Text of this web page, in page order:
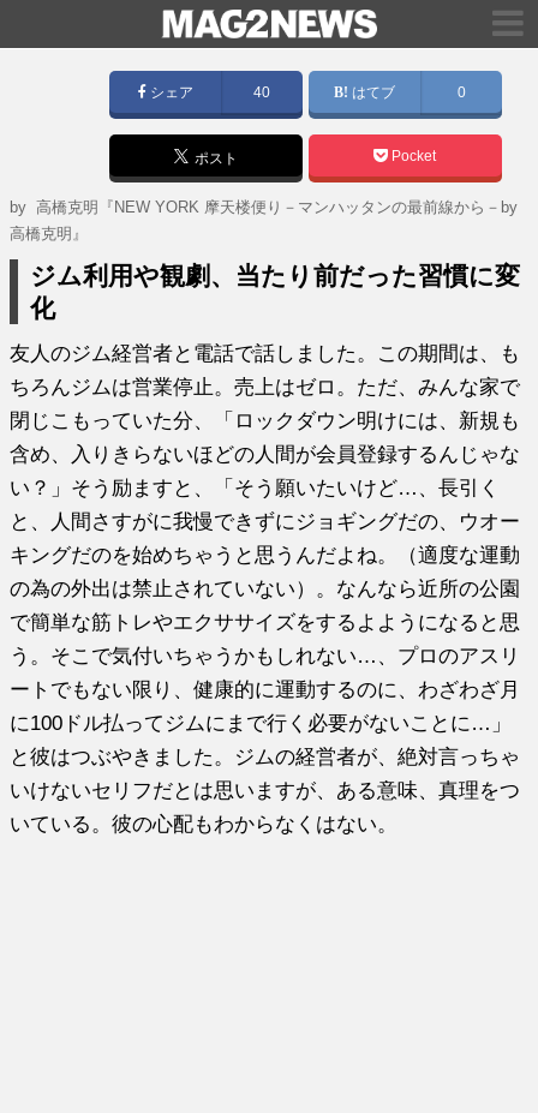
シェア 40 はてブ 0
ポスト Pocket
by高橋克明『NEW YORK 摩天楼便り－マンハッタンの最前線から－by
高橋克明』
ジム利用や観劇、当たり前だった習慣に変
化
友人のジム経営者と電話で話しました。この期間は、も
ちろんジムは営業停止。売上はゼロ。ただ、みんな家で
閉じこもっていた分、「ロックダウン明けには、新規も
含め、入りきらないほどの人間が会員登録するんじゃな
い？」そう励ますと、「そう願いたいけど…、長引く
と、人間さすがに我慢できずにジョギングだの、ウオー
キングだのを始めちゃうと思うんだよね。（適度な運動
の為の外出は禁止されていない）。なんなら近所の公園
で簡単な筋トレやエクササイズをするよようになると思
う。そこで気付いちゃうかもしれない…、プロのアスリ
ートでもない限り、健康的に運動するのに、わざわざ月
に100ドル払ってジムにまで行く必要がないことに…」
と彼はつぶやきました。ジムの経営者が、絶対言っちゃ
いけないセリフだとは思いますが、ある意味、真理をつ
いている。彼の心配もわからなくはない。